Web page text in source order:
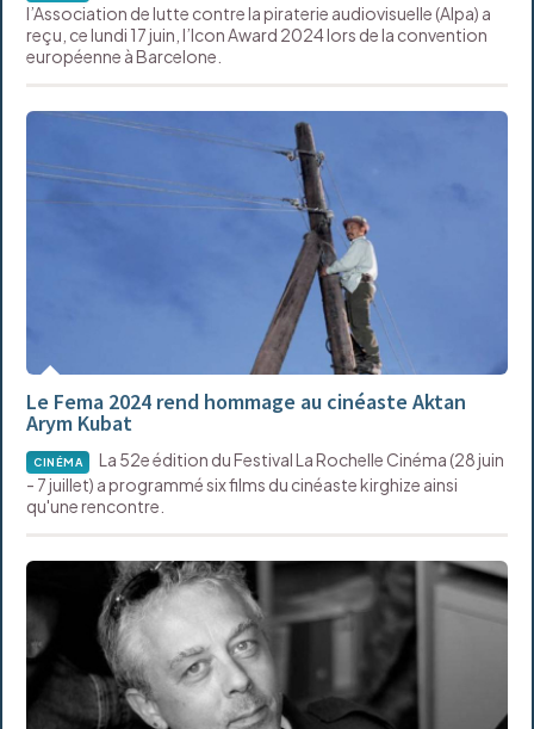
l’Association de lutte contre la piraterie audiovisuelle (Alpa) a
reçu, ce lundi 17 juin, l’Icon Award 2024 lors de la convention
européenne à Barcelone.
Le Fema 2024 rend hommage au cinéaste Aktan
Arym Kubat
CINÉMA
La 52e édition du Festival La Rochelle Cinéma (28 juin
- 7 juillet) a programmé six films du cinéaste kirghize ainsi
qu'une rencontre.